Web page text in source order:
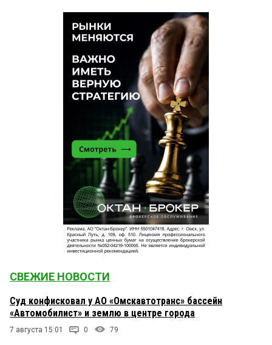
рассчитывали, что действующий аэропорт
станет акционером недостроя. Но, это бы
означало, что все заработанные авиаторами
средства канули бы в бездну. В этой истории
Сергей Круглов, возглавлявший предприятие до
2008 года, в глазах некоторых выглядит как
противник развития омской авиации и прогресса
в целом. Круглов все годы своего руководства
убеждал областные власти в абсурдности
строительства загородного аэропорта. Не
удивительно, что в 2008 году, когда область
стала хозяином «незавершенки», командира
авиаотряда убрали с должности. В том же году
независимые оценщики назвали стоимость
недостроя: 1 миллиард 200 миллионов рублей.
Уже нашлось несколько покупателей, которые
хотели приобрести комплекс под организацию
логистического центра, которого в Омске, кстати,
до сих пор нет. Если бы «Федоровку»
реализовали частным лицам, денег хватило бы
не только на реконструкцию старого омского
аэропорта, ещё
СВЕЖИЕ НОВОСТИ
Суд конфисковал у АО «Омскавтотранс» бассейн
«Автомобилист» и землю в центре города
7 августа 15:01 0 79